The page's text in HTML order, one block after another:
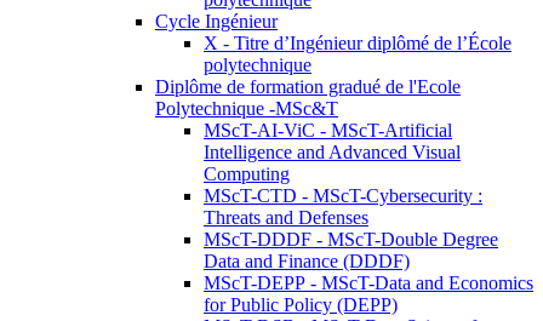
Cycle Ingénieur
X - Titre d’Ingénieur diplômé de l’École
polytechnique
Diplôme de formation gradué de l'Ecole
Polytechnique -MSc&T
MScT-AI-ViC - MScT-Artificial
Intelligence and Advanced Visual
Computing
MScT-CTD - MScT-Cybersecurity :
Threats and Defenses
MScT-DDDF - MScT-Double Degree
Data and Finance (DDDF)
MScT-DEPP - MScT-Data and Economics
for Public Policy (DEPP)